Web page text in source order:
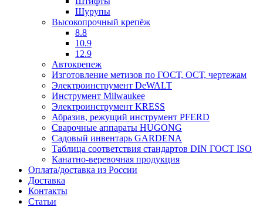
Шурупы
Высокопрочный крепёж
8.8
10.9
12.9
Автокрепеж
Изготовление метизов по ГОСТ, ОСТ, чертежам
Электроинструмент DeWALT
Инструмент Milwaukee
Электроинструмент KRESS
Абразив, режущий инструмент PFERD
Сварочные аппараты HUGONG
Садовый инвентарь GARDENA
Таблица соответствия стандартов DIN ГОСТ ISO
Канатно-веревочная продукция
Оплата/доставка из России
Доставка
Контакты
Статьи